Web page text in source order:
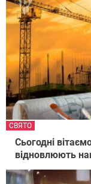
Сьогодні
відновлюють
СВЯТО